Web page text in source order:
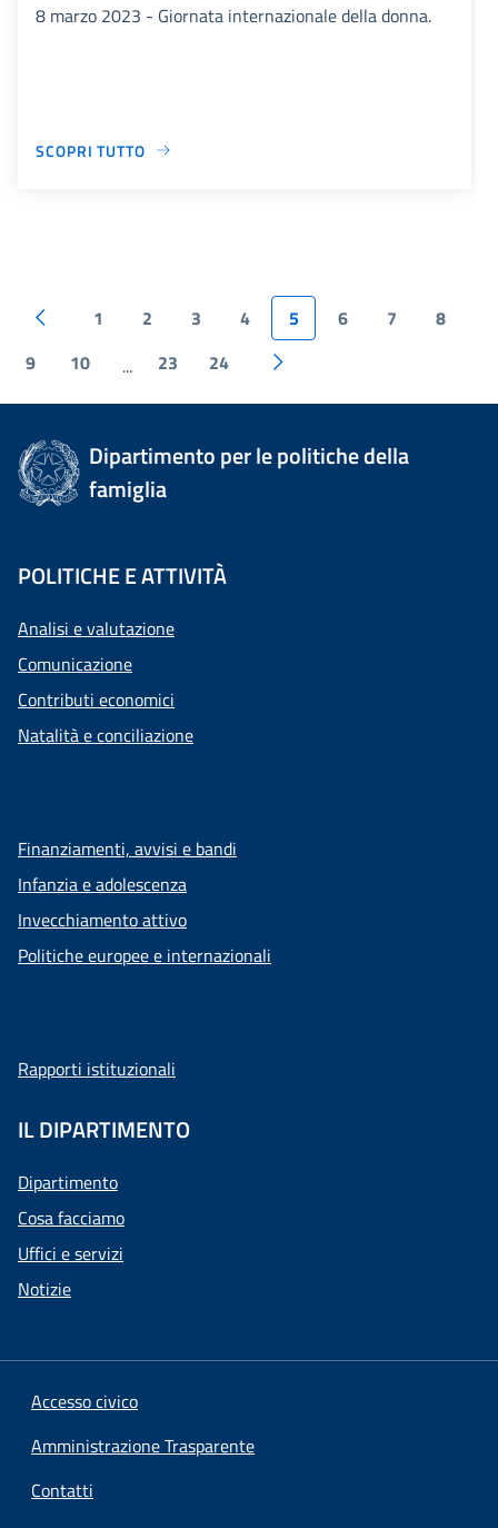
8 marzo 2023 - Giornata internazionale della donna.
SCOPRI TUTTO
1 2 3 4 5 6 7
8
9
10 ... 23 24
Dipartimento per le politiche della
famiglia
POLITICHE E ATTIVITÀ
Analisi e valutazione
Comunicazione
Contributi economici
Natalità e conciliazione
Finanziamenti, avvisi e bandi
Infanzia e adolescenza
Invecchiamento attivo
Politiche europee e internazionali
Rapporti istituzionali
IL DIPARTIMENTO
Dipartimento
Cosa facciamo
Uffici e servizi
Notizie
Accesso civico
Amministrazione Trasparente
Contatti